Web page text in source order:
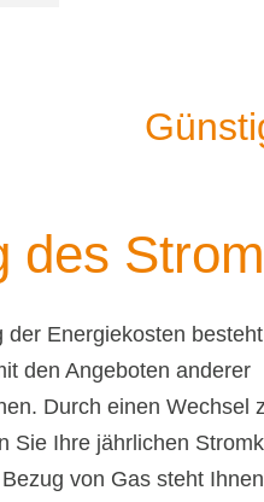
des
Energiekosten
den Angeboten anderer
Durch einen Wechsel
Sie Ihre jährlichen
von Gas steht